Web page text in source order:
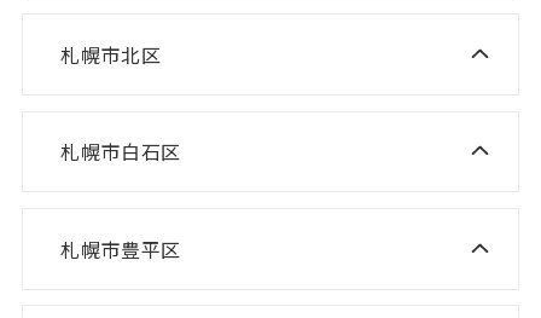
ニスコパーソナル 桑園教室
ニスコパーソナル 山鼻教室
ニスコ進学スクール 八軒教室
ニスコパーソナル 宮の沢教室
札幌市北区
ニスコ進学スクール あいの里教室
ニスコ進学スクール 新琴似教室
札幌市白石区
ニスコ進学スクール 北郷教室
札幌市豊平区